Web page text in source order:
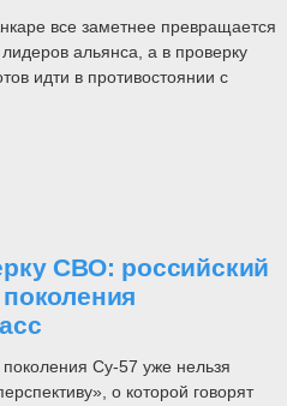
все заметнее превращается
альянса, а в проверку
идти в противостоянии с
СВО: российский
поколения Су-57 уже нельзя
о которой говорят